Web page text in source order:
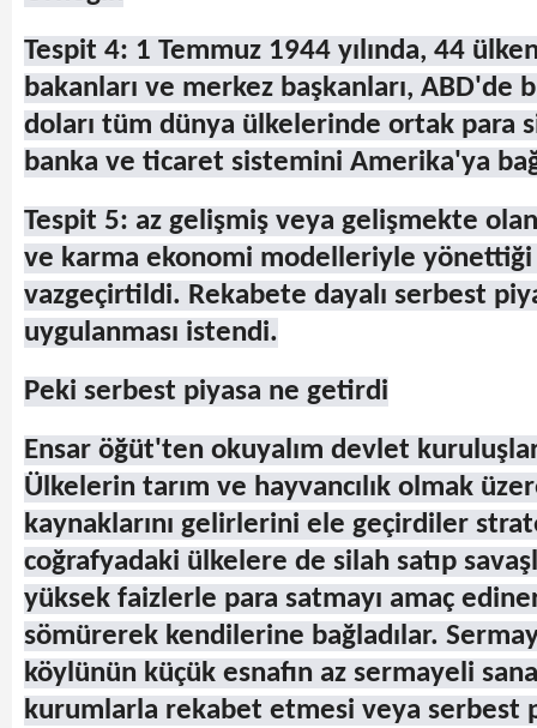
Tespit 4: 1 Temmuz 1944 yılında, 44
bakanları ve merkez başkanları, ABD'de
doları tüm dünya ülkelerinde ortak para
banka ve ticaret sistemini Amerika'ya
Tespit 5: az gelişmiş veya gelişmekte
ve karma ekonomi modelleriyle
vazgeçirtildi. Rekabete dayalı serbest
uygulanması istendi.
Peki serbest piyasa ne getirdi
Ensar öğüt'ten okuyalım devlet
Ülkelerin tarım ve hayvancılık olmak
kaynaklarını gelirlerini ele geçirdiler
coğrafyadaki ülkelere de silah satıp
yüksek faizlerle para satmayı amaç
sömürerek kendilerine bağladılar.
köylünün küçük esnafın az sermayeli
kurumlarla rekabet etmesi veya serbest